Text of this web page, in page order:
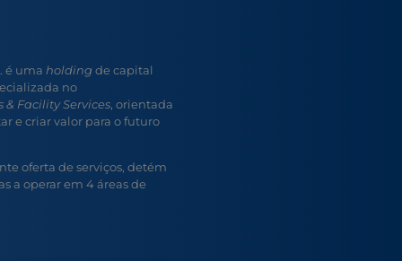
é uma holding de capital
no
& Facility Services, orientada
e criar valor para o futuro
oferta de serviços, detém
a operar em 4 áreas de